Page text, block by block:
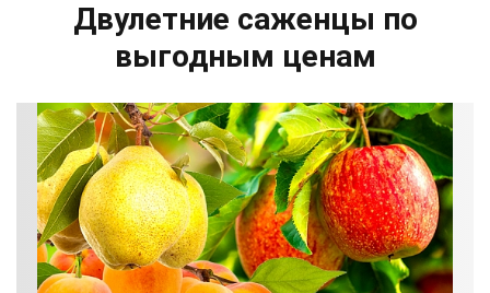
Двулетние саженцы по
выгодным ценам